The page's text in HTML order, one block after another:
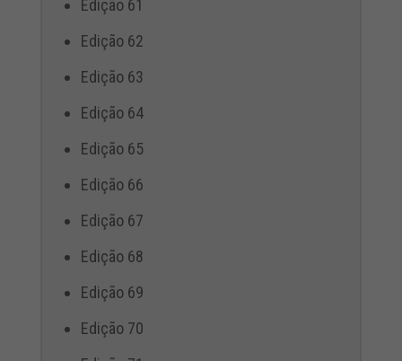
Edição 61
Edição 62
Edição 63
Edição 64
Edição 65
Edição 66
Edição 67
Edição 68
Edição 69
Edição 70